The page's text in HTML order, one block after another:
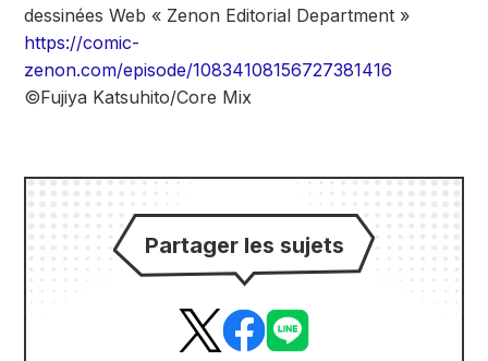
dessinées Web « Zenon Editorial Department »
https://comic-
zenon.com/episode/10834108156727381416
©Fujiya Katsuhito/Core Mix
Partager les sujets